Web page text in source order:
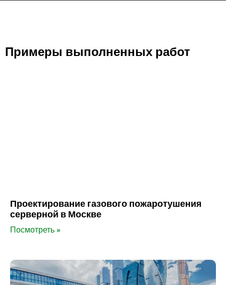
Примеры выполненных работ
Проектирование газового пожаротушения
серверной в Москве
Посмотреть »